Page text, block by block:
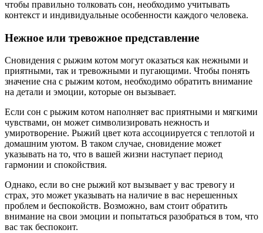
чтобы правильно толковать сон, необходимо учитывать
контекст и индивидуальные особенности каждого человека.
Нежное или тревожное представление
Сновидения с рыжим котом могут оказаться как нежными и
приятными, так и тревожными и пугающими. Чтобы понять
значение сна с рыжим котом, необходимо обратить внимание
на детали и эмоции, которые он вызывает.
Если сон с рыжим котом наполняет вас приятными и мягкими
чувствами, он может символизировать нежность и
умиротворение. Рыжий цвет кота ассоциируется с теплотой и
домашним уютом. В таком случае, сновидение может
указывать на то, что в вашей жизни наступает период
гармонии и спокойствия.
Однако, если во сне рыжий кот вызывает у вас тревогу и
страх, это может указывать на наличие в вас нерешенных
проблем и беспокойств. Возможно, вам стоит обратить
внимание на свои эмоции и попытаться разобраться в том, что
вас так беспокоит.